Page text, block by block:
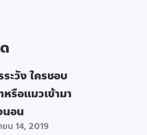
ะวัง ใครชอบ
รือแมวเข้ามา
นอน
น 14, 2019